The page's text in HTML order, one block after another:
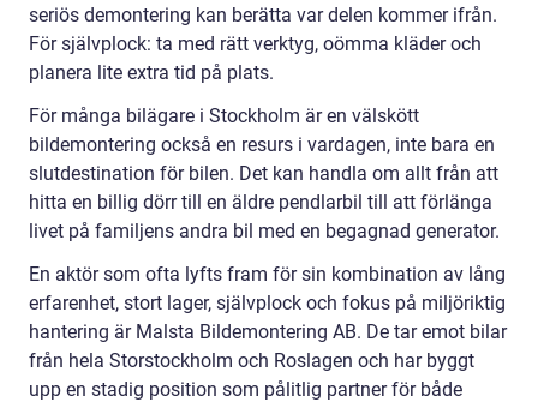
seriös demontering kan berätta var delen kommer ifrån.
För självplock: ta med rätt verktyg, oömma kläder och
planera lite extra tid på plats.
För många bilägare i Stockholm är en välskött
bildemontering också en resurs i vardagen, inte bara en
slutdestination för bilen. Det kan handla om allt från att
hitta en billig dörr till en äldre pendlarbil till att förlänga
livet på familjens andra bil med en begagnad generator.
En aktör som ofta lyfts fram för sin kombination av lång
erfarenhet, stort lager, självplock och fokus på miljöriktig
hantering är Malsta Bildemontering AB. De tar emot bilar
från hela Storstockholm och Roslagen och har byggt
upp en stadig position som pålitlig partner för både